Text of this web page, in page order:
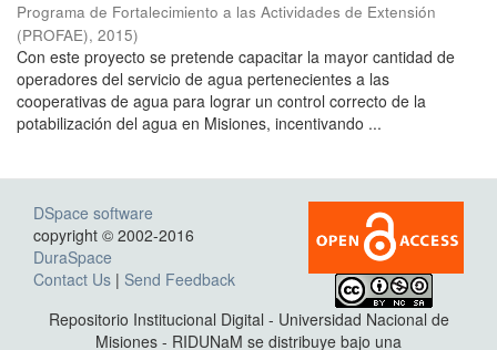
Programa de Fortalecimiento a las Actividades de Extensión
(PROFAE), 2015)
Con este proyecto se pretende capacitar la mayor cantidad de
operadores del servicio de agua pertenecientes a las
cooperativas de agua para lograr un control correcto de la
potabilización del agua en Misiones, incentivando ...
DSpace software
copyright © 2002-2016
DuraSpace
Contact Us | Send Feedback
Repositorio Institucional Digital - Universidad Nacional de
Misiones - RIDUNaM se distribuye bajo una